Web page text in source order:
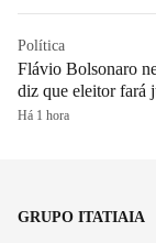
Política
Flávio Bolsonaro
diz que eleitor fará
Há 1 hora
GRUPO ITATIAIA